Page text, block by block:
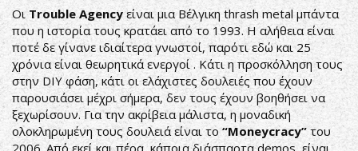
Οι Trouble Agency είναι μια Βέλγικη thrash metal μπάντα
που η ιστορία τους κρατάει από το 1993. Η αλήθεια είναι
ποτέ δε γίνανε ιδιαίτερα γνωστοί, παρότι εδώ και 25
χρόνια είναι θεωρητικά ενεργοί . Κάτι η προσκόλληση τους
στην DIY φάση, κάτι οι ελάχιστες δουλειές που έχουν
παρουσιάσει μέχρι σήμερα, δεν τους έχουν βοηθήσει να
ξεχωρίσουν. Για την ακρίβεια μάλιστα, η μοναδική
ολοκληρωμένη τους δουλειά είναι το“Moneycracy” του
2006. Από εκεί και πέρα, κάποια διάσπαρτα demos, είναι